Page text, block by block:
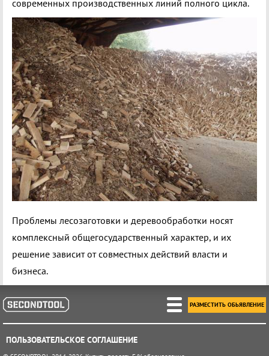
современных производственных линий полного цикла.
Проблемы лесозаготовки и деревообработки носят
комплексный общегосударственный характер, и их
решение зависит от совместных действий власти и
бизнеса.
ПОЛЬЗОВАТЕЛЬСКОЕ СОГЛАШЕНИЕ
РАЗМЕСТИТЬ ОБЬЯВЛЕНИЕ